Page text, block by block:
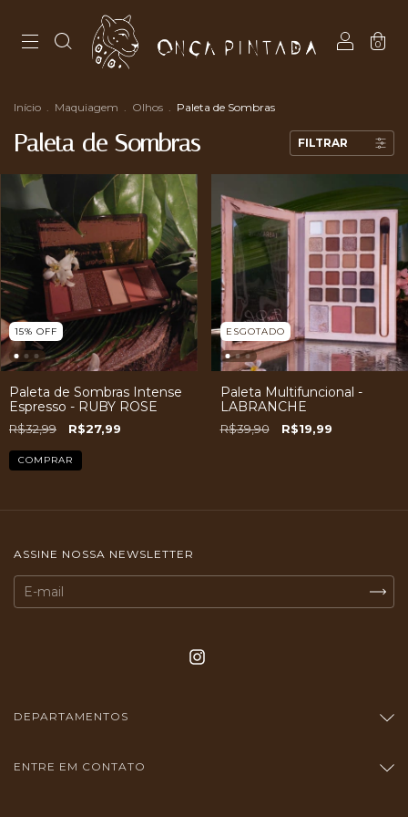
0
Início Maquiagem Olhos Paleta de Sombras
Paleta de Sombras FILTRAR
15% OFF
Paleta de Sombras Intense
Espresso - RUBY ROSE
R$32,99 R$27,99
ESGOTADO
Paleta Multifuncional -
LABRANCHE
R$39,90 R$19,99
ASSINE NOSSA NEWSLETTER
DEPARTAMENTOS
ENTRE EM CONTATO